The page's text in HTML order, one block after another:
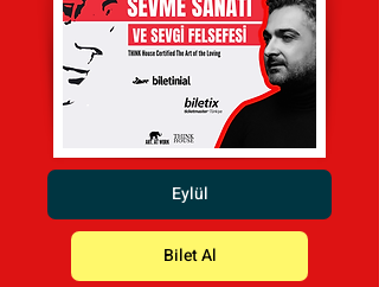
Eylül
Bilet Al